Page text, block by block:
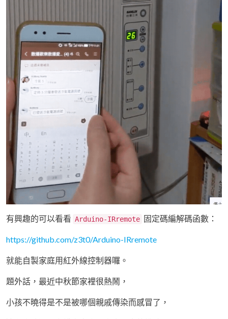
有興趣的可以看看 Arduino-IRremote 固定碼編解碼函數：
https://github.com/z3t0/Arduino-IRremote
就能自製家庭用紅外線控制器囉。
題外話，最近中秋節家裡很熱鬧，
小孩不曉得是不是被哪個親戚傳染而感冒了，